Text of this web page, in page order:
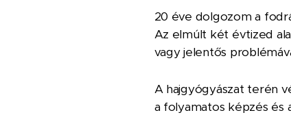
20 éve dolgozom a
Az elmúlt két évtized
vagy jelentős
A hajgyógyászat terén
a folyamatos képzés és